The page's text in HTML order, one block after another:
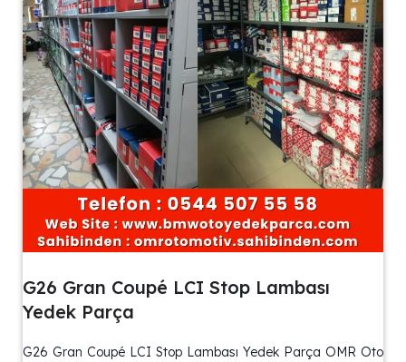
G26 Gran Coupé LCI Stop Lambası
Yedek Parça
G26 Gran Coupé LCI Stop Lambası Yedek Parça OMR Oto